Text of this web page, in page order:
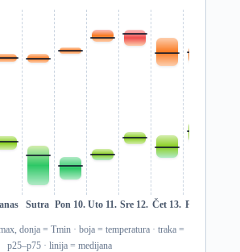
Sutra Pon 10. Uto 11. Sre 12. Čet 13. Pet 14.
donja = Tmin · boja = temperatura · traka =
p25–p75 · linija = medijana